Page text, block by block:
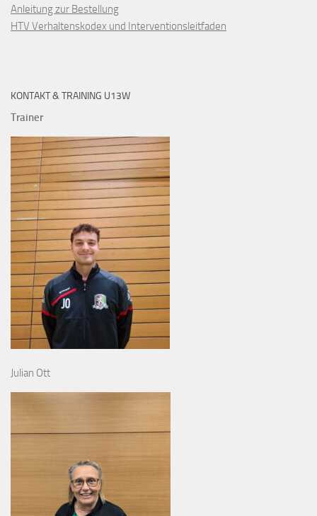
Anleitung zur Bestellung
HTV Verhaltenskodex und Interventionsleitfaden
KONTAKT & TRAINING U13W
Trainer
Julian Ott